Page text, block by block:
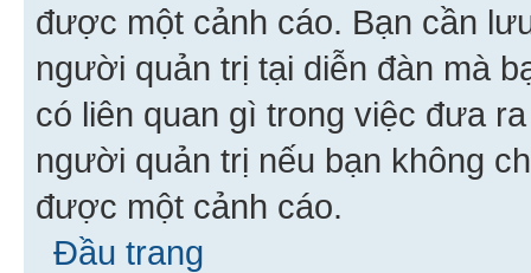
được một cảnh cáo. Bạn cần
người quản trị tại diễn đàn mà
có liên quan gì trong việc đưa
người quản trị nếu bạn không
được một cảnh cáo.
Đầu trang